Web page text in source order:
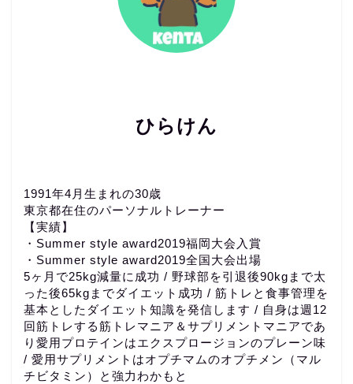
ひらけん
1991年4月生まれの30歳
東京都在住のパーソナルトレーナー
【実績】
・Summer style award2019福岡大会入賞
・Summer style award2019全国大会出場
5ヶ月で25kg減量に成功 / 野球部を引退後90kgまで太
った後65kgまでダイエット成功 / 筋トレと食事管理を
基本としたダイエット知識を発信します / 自身は週12
回筋トレする筋トレマニア＆サプリメントマニアであ
り愛用プロテインはエクスプロージョンのプレーン味
/ 愛用サプリメントはオプチマムのオプチメン（マル
チビタミン）と強力わかもと